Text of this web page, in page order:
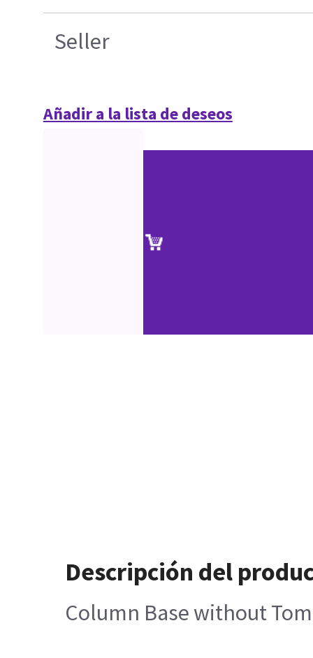
Seller
Añadir a la lista de deseos
Descripción del
Column Base without